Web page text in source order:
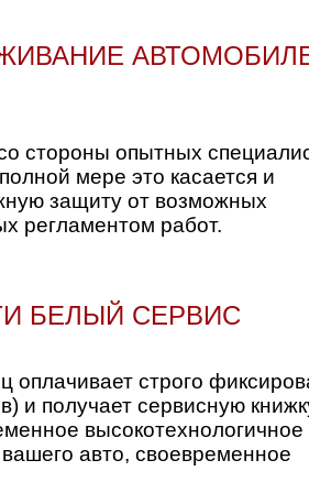
стороны опытных
мере это касается и
защиту от возможных
регламентом работ.
БЕЛЫЙ СЕРВИС
оплачивает строго
и получает сервисную
высокотехнологичное
авто, своевременное